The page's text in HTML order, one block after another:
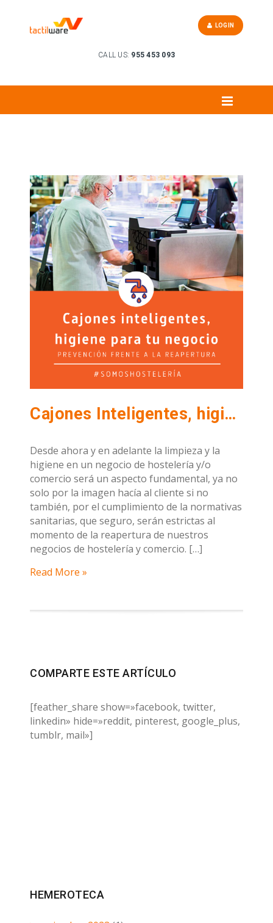
CALL US: 955 453 093
LOGIN
Cajones Inteligentes, higiene para tu negocio de hostelería y/o comercio.
Desde ahora y en adelante la limpieza y la
higiene en un negocio de hostelería y/o
comercio será un aspecto fundamental, ya no
solo por la imagen hacía al cliente si no
también, por el cumplimiento de la normativas
sanitarias, que seguro, serán estrictas al
momento de la reapertura de nuestros
negocios de hostelería y comercio. […]
Read More »
COMPARTE ESTE ARTÍCULO
[feather_share show=»facebook, twitter,
linkedin» hide=»reddit, pinterest, google_plus,
tumblr, mail»]
HEMEROTECA